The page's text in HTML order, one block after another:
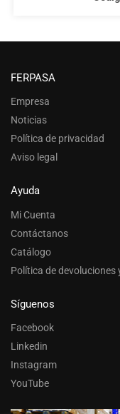
FERPASA
Empresa
Noticias
Política de privacidad
Aviso legal
Ayuda
Mi Cuenta
Contáctanos
Catálogo
Política de devoluciones
Síguenos
Facebook
Linkedin
Instagram
YouTube